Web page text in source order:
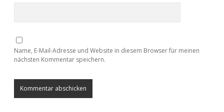
Name, E-Mail-Adresse und Website in diesem Browser für meinen
nächsten Kommentar speichern.